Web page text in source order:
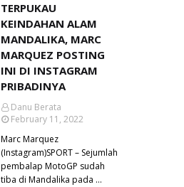
TERPUKAU
KEINDAHAN ALAM
MANDALIKA, MARC
MARQUEZ POSTING
INI DI INSTAGRAM
PRIBADINYA
Danu Berata
February 11, 2022
Marc Marquez
(Instagram)SPORT – Sejumlah
pembalap MotoGP sudah
tiba di Mandalika pada …